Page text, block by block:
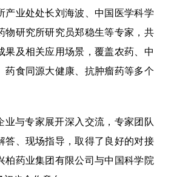
产业处处长刘海波、中国医学科学
物研究所研究员郑稳生等专家，共
果及相关应用场景，覆盖农药、中
药食同源大健康、抗肿瘤药等多个
业与专家展开深入交流，专家团队
答、现场指导，取得了良好的对接
柏药业集团有限公司与中国科学院